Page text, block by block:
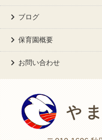
ブログ
保育園概要
お問い合わせ